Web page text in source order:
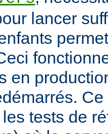
lancer
en
les tests de